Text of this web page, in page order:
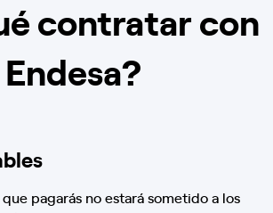
contratar con
Endesa?
pagarás no estará sometido a los